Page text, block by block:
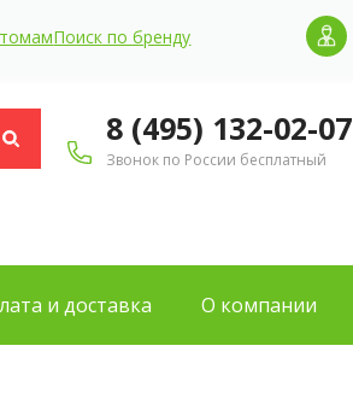
Поиск по бренду
8 (495) 132-02-07
Звонок по России бесплатный
и доставка О компании